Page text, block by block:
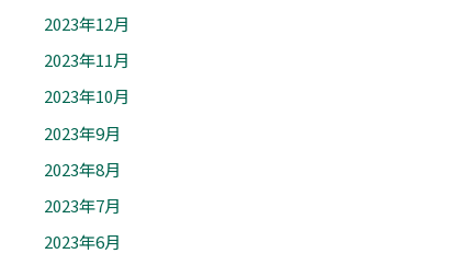
2023年12月
2023年11月
2023年10月
2023年9月
2023年8月
2023年7月
2023年6月